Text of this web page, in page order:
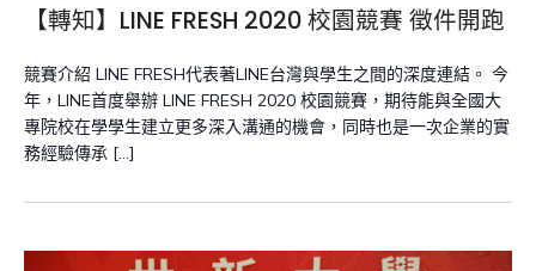
【轉知】LINE FRESH 2020 校園競賽 徵件開跑
競賽介紹 LINE FRESH代表著LINE台灣與學生之間的深度連結。 今
年，LINE首度舉辦 LINE FRESH 2020 校園競賽，期待能與全國大
專院校在學學生建立更多深入溝通的機會，同時也是一次企業的實
務經驗傳承 […]